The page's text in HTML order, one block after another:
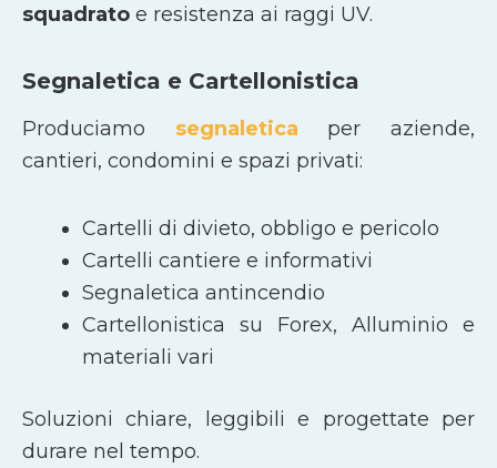
squadrato e resistenza ai raggi UV.
Segnaletica e Cartellonistica
Produciamo segnaletica per aziende,
cantieri, condomini e spazi privati:
Cartelli di divieto, obbligo e pericolo
Cartelli cantiere e informativi
Segnaletica antincendio
Cartellonistica su Forex, Alluminio e
materiali vari
Soluzioni chiare, leggibili e progettate per
durare nel tempo.